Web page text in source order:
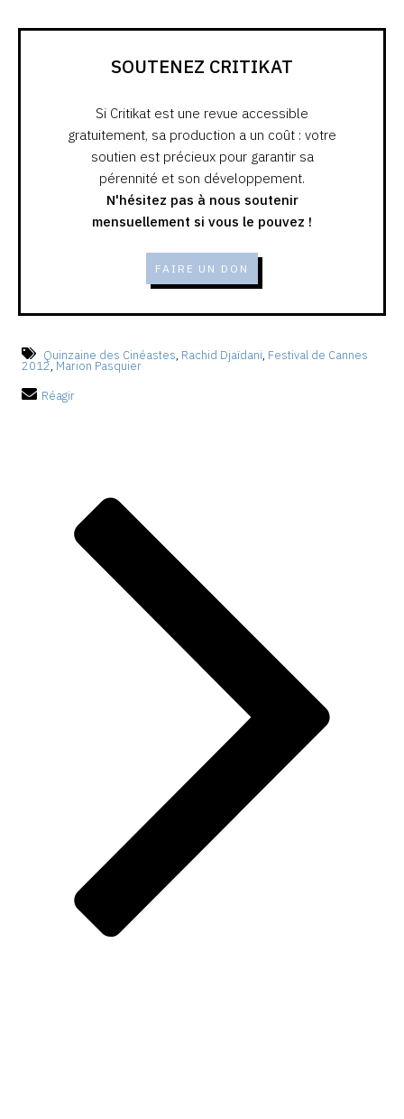
SOUTENEZ CRITIKAT
Si Critikat est une revue accessible
gratuitement, sa production a un coût : votre
soutien est précieux pour garantir sa
pérennité et son développement.
N'hésitez pas à nous soutenir
mensuellement si vous le pouvez !
FAIRE UN DON
Quinzaine des Cinéastes, Rachid Djaïdani, Festival de Cannes
2012, Marion Pasquier
Réagir